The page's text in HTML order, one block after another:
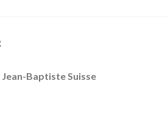
Baptiste Suisse